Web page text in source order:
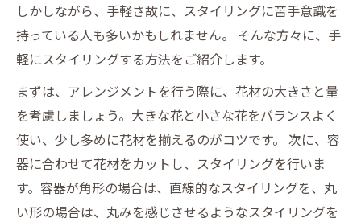
しかしながら、手軽さ故に、スタイリングに苦手意識を
持っている人も多いかもしれません。 そんな方々に、手
軽にスタイリングする方法をご紹介します。
まずは、アレンジメントを行う際に、花材の大きさと量
を考慮しましょう。大きな花と小さな花をバランスよく
使い、少し多めに花材を揃えるのがコツです。 次に、容
器に合わせて花材をカットし、スタイリングを行いま
す。容器が角形の場合は、直線的なスタイリングを、丸
い形の場合は、丸みを感じさせるようなスタイリングを